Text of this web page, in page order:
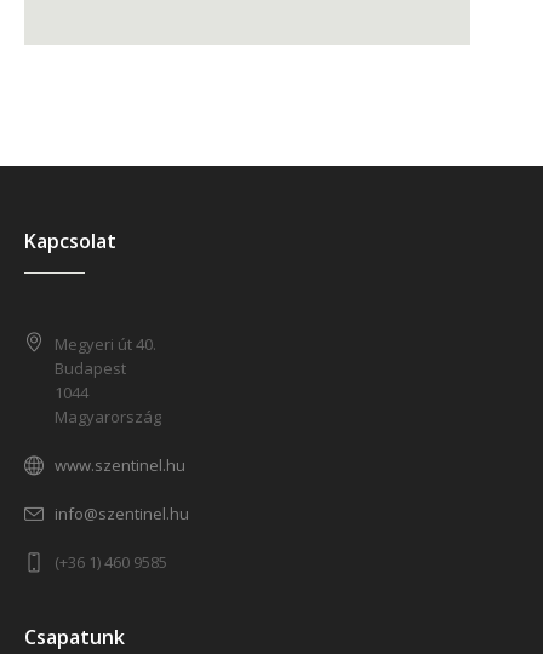
Kapcsolat
Megyeri út 40.
Budapest
1044
Magyarország
www.szentinel.hu
info@szentinel.hu
(+36 1) 460 9585
Csapatunk